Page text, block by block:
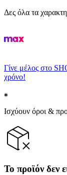
Δες όλα τα
Γίνε μέλος στο
χρόνο!
Ισχύουν όροι &
Το προϊόν δεν